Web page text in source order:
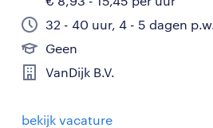
32 - 40 uur, 4 - 5 dagen p.w.
Geen
VanDijk B.V.
bekijk vacature